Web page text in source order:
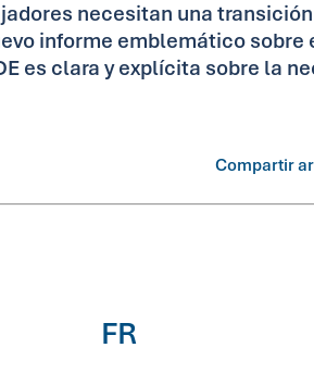
necesitan una
informe emblemático sobre
es clara y explícita sobre la
Compartir
FR